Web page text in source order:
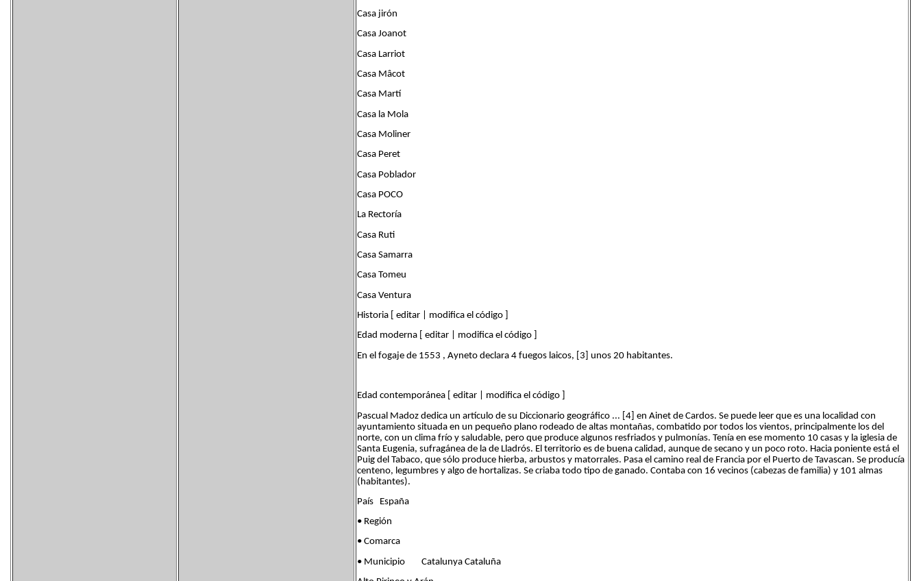
Casa jirón
Casa Joanot
Casa Larriot
Casa Mâcot
Casa Martí
Casa la Mola
Casa Moliner
Casa Peret
Casa Poblador
Casa POCO
La Rectoría
Casa Ruti
Casa Samarra
Casa Tomeu
Casa Ventura
Historia [ editar | modifica el código ]
Edad moderna [ editar | modifica el código ]
En el fogaje de 1553 , Ayneto declara 4 fuegos laicos, [3] unos 20 habitantes.
Edad contemporánea [ editar | modifica el código ]
Pascual Madoz dedica un artículo de su Diccionario geográfico ... [4] en Ainet de Cardos. Se puede leer que es una localidad con
ayuntamiento situada en un pequeño plano rodeado de altas montañas, combatido por todos los vientos, principalmente los del
norte, con un clima frío y saludable, pero que produce algunos resfriados y pulmonías. Tenía en ese momento 10 casas y la iglesia de
Santa Eugenia, sufragánea de la de Lladrós. El territorio es de buena calidad, aunque de secano y un poco roto. Hacia poniente está el
Puig del Tabaco, que sólo produce hierba, arbustos y matorrales. Pasa el camino real de Francia por el Puerto de Tavascan. Se producía
centeno, legumbres y algo de hortalizas. Se criaba todo tipo de ganado. Contaba con 16 vecinos (cabezas de familia) y 101 almas
(habitantes).
País España
• Región
• Comarca
• Municipio Catalunya Cataluña